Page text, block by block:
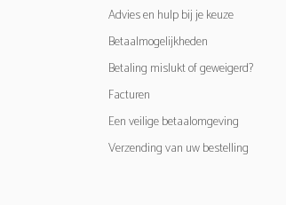
Advies en hulp bij je keuze
Betaalmogelijkheden
Betaling mislukt of geweigerd?
Facturen
Een veilige betaalomgeving
Verzending van uw bestelling